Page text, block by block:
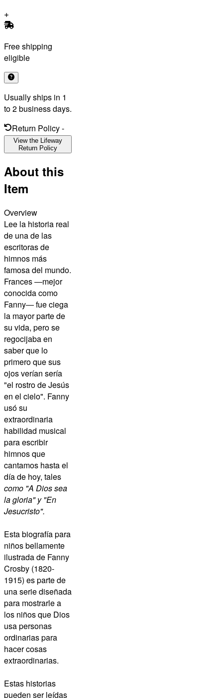
Free shipping
eligible
Usually ships in 1
to 2 business days.
Return Policy-
View the Lifeway
Return Policy
About this
Item
Overview
Lee la historia real
de una de las
escritoras de
himnos más
famosa del mundo.
Frances ―mejor
conocida como
Fanny―fue ciega
la mayor parte de
su vida, pero se
regocijaba en
saber que lo
primero que sus
ojos verían sería
"el rostro de Jesús
en el cielo". Fanny
usó su
extraordinaria
habilidad musical
para escribir
himnos que
cantamos hasta el
día de hoy, tales
como "A Dios sea
la gloria" y "En
Jesucristo".
Esta biografía para
niños bellamente
ilustrada de Fanny
Crosby (1820-
1915) es parte de
una serie diseñada
para mostrarle a
los niños que Dios
usa personas
ordinarias para
hacer cosas
extraordinarias.
Estas historias
pueden ser leídas